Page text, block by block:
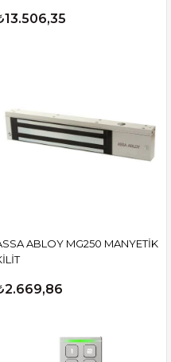
ABLOY MG250 MANYETİK